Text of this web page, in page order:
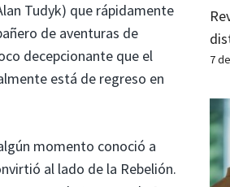
Tudyk) que rápidamente
de aventuras de
decepcionante que el
está de regreso en
momento conoció a
al lado de la Rebelión.
7